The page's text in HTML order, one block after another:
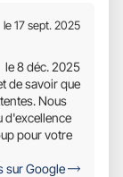
le 17 sept. 2025
le 8 déc. 2025
de savoir que
Nous
d'excellence
pour votre
sur Google